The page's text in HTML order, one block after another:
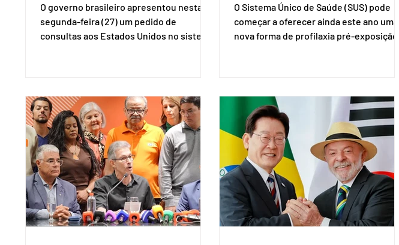
O governo brasileiro apresentou nesta
segunda-feira (27) um pedido de
consultas aos Estados Unidos no sistema
base na Seção 301 da Lei de Comércio de
1974. Segundo nota divulgada pelo
Ministério das Relações Exteriores, o
Brasil considera que as tarifas são
injustificadas e incompatíveis com as
obrigações assumidas pelos Estados
Unid
O Sistema Único de Saúde (SUS) pode
começar a oferecer ainda este ano uma
nova forma de profilaxia pré-exposição
e pode ser tomado a cada dois meses. O
pedido de inclusão vai ser encaminhado
pelo Ministério da Saúde à Comissão
Nacional de Incorporação de Novas
Tecnologias no SUS (Conitec) na semana
que vem. A Conitec é um colegiado